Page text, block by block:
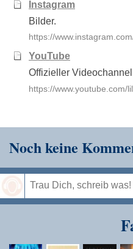
Instagram
Bilder.
https://
YouTube
Offizieller
https://www.youtube.com/
Noch keine